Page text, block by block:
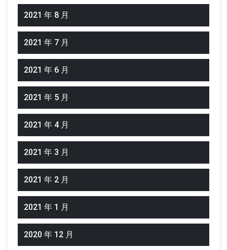
2021 年 8 月
2021 年 7 月
2021 年 6 月
2021 年 5 月
2021 年 4 月
2021 年 3 月
2021 年 2 月
2021 年 1 月
2020 年 12 月